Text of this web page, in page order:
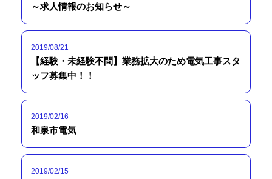
～求人情報のお知らせ～
2019/08/21
【経験・未経験不問】業務拡大のため電気工事スタ
ッフ募集中！！
2019/02/16
和泉市電気
2019/02/15